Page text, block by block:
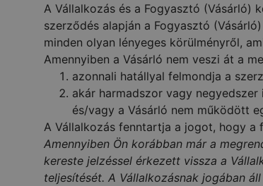
A Vállalkozás és a Fogyasztó
szerződés alapján a Fogyasztó
minden olyan lényeges körülményről,
Amennyiben a Vásárló nem veszi át a
azonnali hatállyal felmondja a
akár harmadszor vagy
és/vagy a Vásárló nem működött
A Vállalkozás fenntartja a jogot, hogy a
Amennyiben Ön korábban már a
kereste jelzéssel érkezett vissza a
teljesítését. A Vállalkozásnak jogában